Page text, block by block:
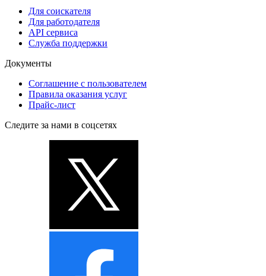
Для соискателя
Для работодателя
API сервиса
Служба поддержки
Документы
Соглашение с пользователем
Правила оказания услуг
Прайс-лист
Следите за нами в соцсетях